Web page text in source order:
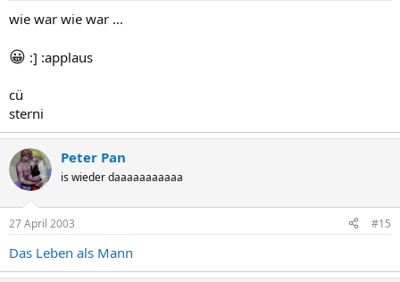
wie war wie war ...
😀 :] :applaus
cü
sterni
Peter Pan
is wieder daaaaaaaaaaa
27 April 2003 #15
Das Leben als Mann